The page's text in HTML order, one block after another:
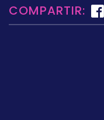
COMPARTIR: